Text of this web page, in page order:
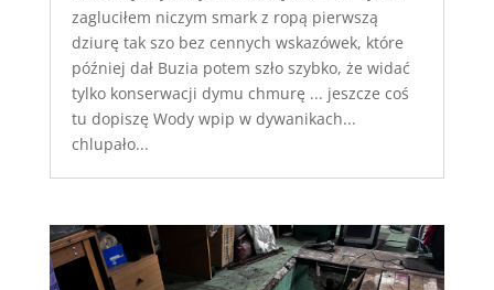
zagluciłem niczym smark z ropą pierwszą
dziurę tak szo bez cennych wskazówek, które
później dał Buzia potem szło szybko, że widać
tylko konserwacji dymu chmurę ... jeszcze coś
tu dopiszę Wody wpip w dywanikach...
chlupało...